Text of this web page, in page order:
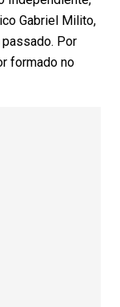
Gabriel Milito,
Por
formado no